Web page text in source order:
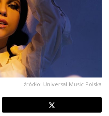
źródło: Universal Music Polska